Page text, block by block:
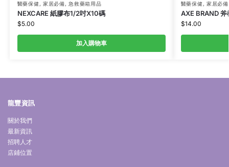
醫藥保健, 家居必備,急救藥箱用品
NEXCARE 紙膠布1/2吋X10碼
$5.00
加入購物車
醫藥保健, 家居必備
AXE BRAND
$14.00
龍豐資訊
關於我們
最新資訊
招聘人才
店鋪位置